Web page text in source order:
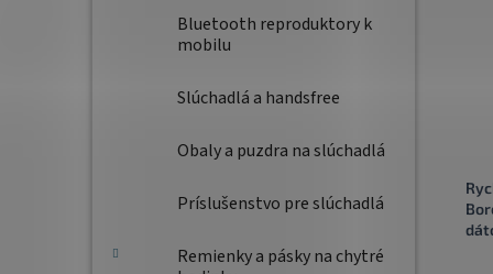
Bluetooth reproduktory k
mobilu
Slúchadlá a handsfree
Obaly a puzdra na slúchadlá
Príslušenstvo pre slúchadlá
Remienky a pásky na chytré